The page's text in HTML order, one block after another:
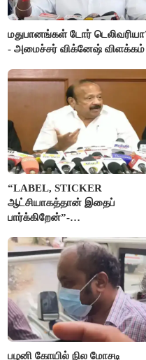
மதுபானங்கள் டோர்
- அமைச்சர் விக்னேஷ் விளக்கம்
“LABEL, STICKER
ஆட்சியாகத்தான் இதைப்
பார்க்கிறேன்”-
பழனி கோயில் நில மோசடி